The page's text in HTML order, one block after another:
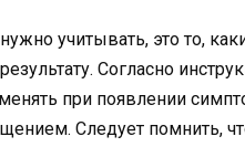
учитывать, это то,
Согласно
при появлении
Следует помнить,